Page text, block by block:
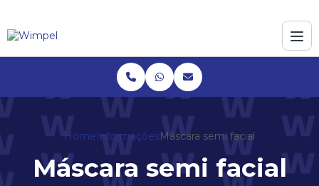
HomeInformaçõesMáscara semi facial
Máscara semi facial